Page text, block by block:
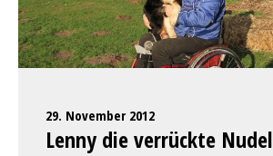
29. November 2012
Lenny die verrückte Nudel